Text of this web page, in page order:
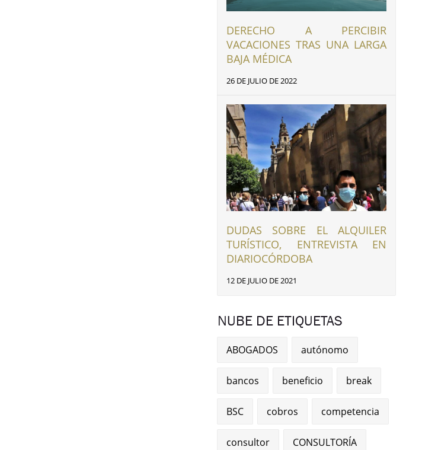
DERECHO A PERCIBIR
VACACIONES TRAS UNA LARGA
BAJA MÉDICA
26 DE JULIO DE 2022
DUDAS SOBRE EL ALQUILER
TURÍSTICO, ENTREVISTA EN
DIARIOCÓRDOBA
12 DE JULIO DE 2021
NUBE DE ETIQUETAS
ABOGADOS autónomo
bancos beneficio break
BSC cobros competencia
consultor CONSULTORÍA